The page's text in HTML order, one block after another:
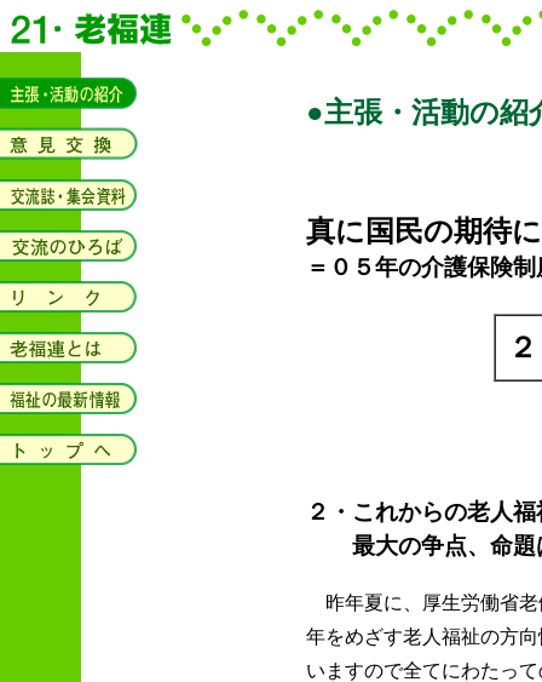
●主張・活動の紹
真に国民の期待
＝０５年の介護保険
２・これからの老人
最大の争点、命題
昨年夏に、厚生労働省老
年をめざす老人福祉の方
いますので全てにわたっ